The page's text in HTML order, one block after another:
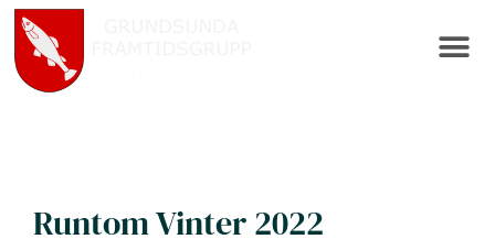
Runtom Vinter 2022